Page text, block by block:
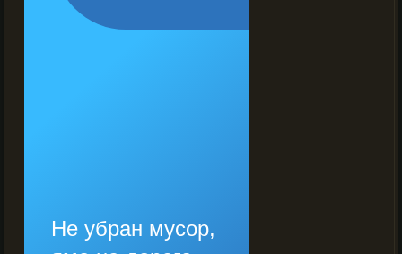
Не убран мусор,